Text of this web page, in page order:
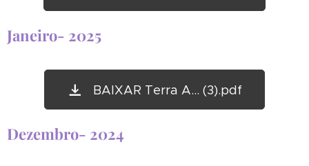
Janeiro- 2025
BAIXAR Terra A... (3).pdf
Dezembro- 2024